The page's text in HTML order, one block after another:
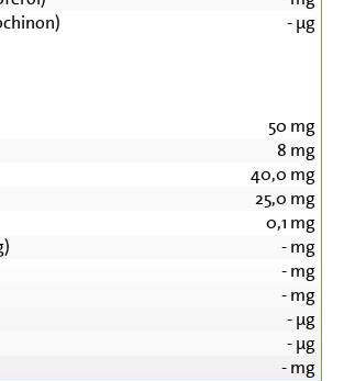
-µg
50 mg
8 mg
40,0 mg
25,0 mg
0,1 mg
-mg
-mg
-mg
-µg
-µg
-mg